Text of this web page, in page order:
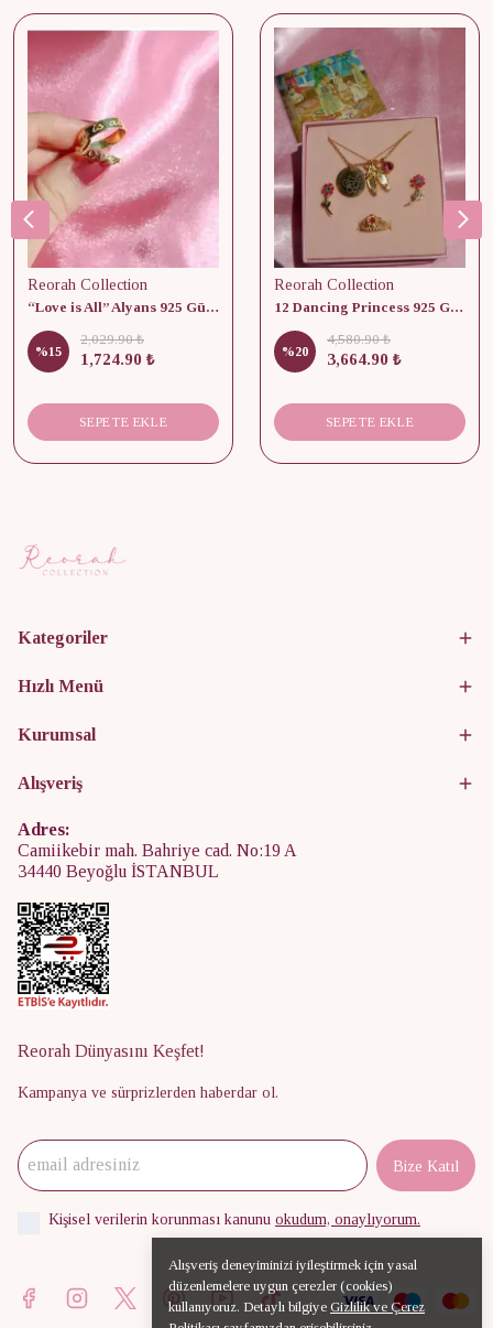
Alışveriş deneyiminizi iyileştirmek için yasal
düzenlemelere uygun çerezler (cookies)
kullanıyoruz. Detaylı bilgiye Gizlilik ve Çerez
Reorah Collection
“Love is All” Alyans 925 Gümüş - Medium Beden
%15
2,029.90 ₺
1,724.90 ₺
SEPETE EKLE
Reorah Collection
12 Dancing Princess 925 Gümüş/ Kolye, Küpe ve Yüzük Set
%20
4,580.90 ₺
3,664.90 ₺
SEPETE EKLE
Kategoriler
Hızlı Menü
Kurumsal
Alışveriş
Adres:
Camiikebir mah. Bahriye cad. No:19 A
34440 Beyoğlu İSTANBUL
Reorah Dünyasını Keşfet!
Kampanya ve sürprizlerden haberdar ol.
Bize Katıl
Kişisel verilerin korunması kanunu okudum, onaylıyorum.